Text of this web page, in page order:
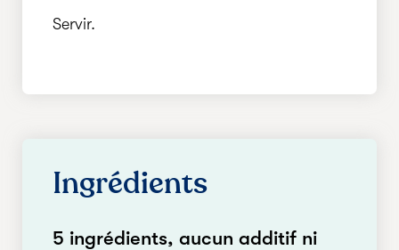
Servir.
Ingrédients
5 ingrédients, aucun additif ni